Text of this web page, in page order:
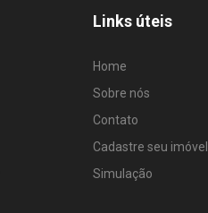
Links úteis
Home
Sobre nós
Contato
Cadastre seu imóvel
Simulação